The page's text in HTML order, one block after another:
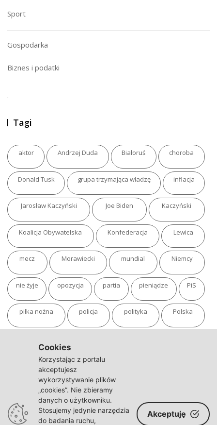
Sport
Gospodarka
Biznes i podatki
.
Tagi
aktor Andrzej Duda Białoruś choroba
Donald Tusk grupa trzymająca władzę inflacja
Jarosław Kaczyński Joe Biden Kaczyński
Koalicja Obywatelska Konfederacja Lewica
mecz Morawiecki mundial Niemcy
nie żyje opozycja partia pieniądze PiS
piłka nożna policja polityka Polska
sąd TVN
Warszawa wojna
wybory wypadek Władimir Putin zdrowie
Cookies
Korzystając z portalu
akceptujesz
wykorzystywanie plików
„cookies”. Nie zbieramy
danych o użytkowniku.
Stosujemy jedynie narzędzia
do badania ruchu,
Akceptuję